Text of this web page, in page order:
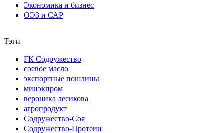
Экономика и бизнес
ОЭЗ и САР
Тэги
ГК Содружество
соевое масло
экспортные пошлины
минэкпром
вероника лесикова
агропродукт
Содружество-Соя
Содружество-Протеин